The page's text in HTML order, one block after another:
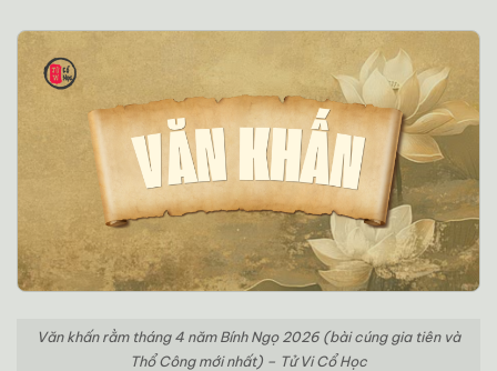
Văn khấn rằm tháng 4 năm Bính Ngọ 2026 (bài cúng gia tiên và
Thổ Công mới nhất) – Tử Vi Cổ Học